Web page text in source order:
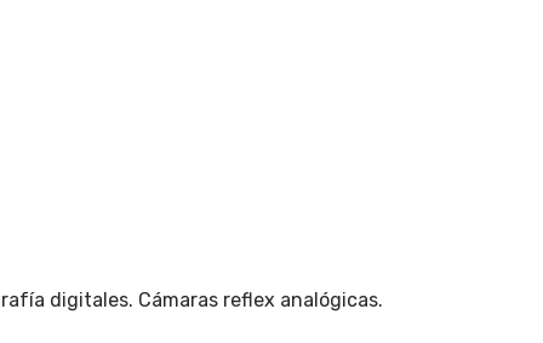
digitales. Cámaras reflex analógicas.